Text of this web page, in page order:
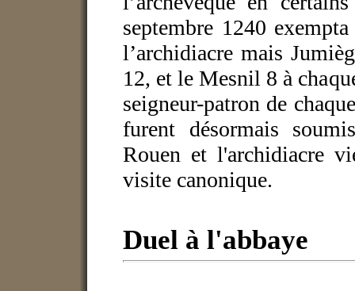
septembre 1240
l’archidiacre mais
12, et le Mesnil 8 à
seigneur-patron de
furent désormais
Rouen et l'archidiacre
visite canonique.
Duel à l'abbaye